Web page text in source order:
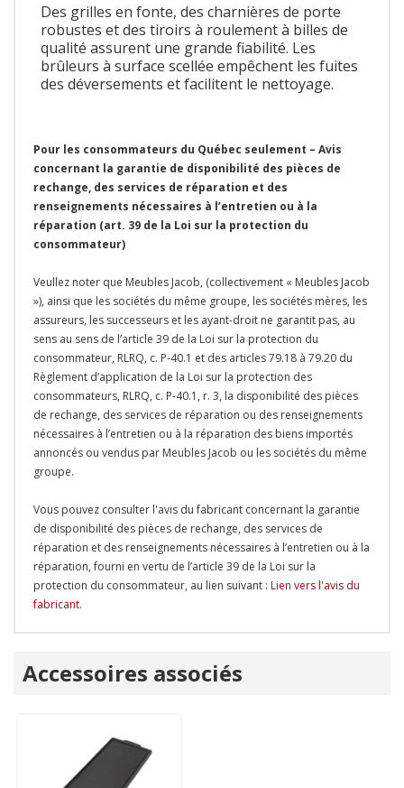
Des grilles en fonte, des charnières de porte
robustes et des tiroirs à roulement à billes de
qualité assurent une grande fiabilité. Les
brûleurs à surface scellée empêchent les fuites
des déversements et facilitent le nettoyage.
Pour les consommateurs du Québec seulement – Avis
concernant la garantie de disponibilité des pièces de
rechange, des services de réparation et des
renseignements nécessaires à l’entretien ou à la
réparation (art. 39 de la Loi sur la protection du
consommateur)
Veullez noter que Meubles Jacob, (collectivement « Meubles Jacob
»), ainsi que les sociétés du même groupe, les sociétés mères, les
assureurs, les successeurs et les ayant-droit ne garantit pas, au
sens au sens de l’article 39 de la Loi sur la protection du
consommateur, RLRQ, c. P-40.1 et des articles 79.18 à 79.20 du
Règlement d’application de la Loi sur la protection des
consommateurs, RLRQ, c. P-40.1, r. 3, la disponibilité des pièces
de rechange, des services de réparation ou des renseignements
nécessaires à l’entretien ou à la réparation des biens importés
annoncés ou vendus par Meubles Jacob ou les sociétés du même
groupe.
Vous pouvez consulter l'avis du fabricant concernant la garantie
de disponibilité des pièces de rechange, des services de
réparation et des renseignements nécessaires à l’entretien ou à la
réparation, fourni en vertu de l’article 39 de la Loi sur la
protection du consommateur, au lien suivant : Lien vers l'avis du
fabricant.
personnalisé
Accessoires associés